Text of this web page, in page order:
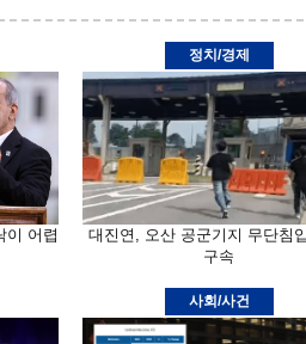
이 어렵
정치/경제
대진연, 오산 공군기지 무단침
구속
사회/사건